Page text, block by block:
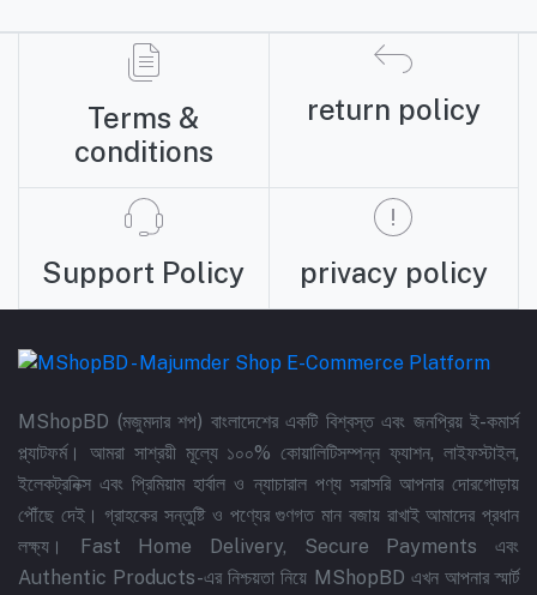
Terms &
conditions
return policy
Support Policy privacy policy
MShopBD (মজুমদার শপ) বাংলাদেশের একটি বিশ্বস্ত এবং জনপ্রিয় ই-কমার্স
প্ল্যাটফর্ম। আমরা সাশ্রয়ী মূল্যে ১০০% কোয়ালিটিসম্পন্ন ফ্যাশন, লাইফস্টাইল,
ইলেকট্রনিক্স এবং প্রিমিয়াম হার্বাল ও ন্যাচারাল পণ্য সরাসরি আপনার দোরগোড়ায়
পৌঁছে দেই। গ্রাহকের সন্তুষ্টি ও পণ্যের গুণগত মান বজায় রাখাই আমাদের প্রধান
লক্ষ্য। Fast Home Delivery, Secure Payments এবং
Authentic Products-এর নিশ্চয়তা নিয়ে MShopBD এখন আপনার স্মার্ট